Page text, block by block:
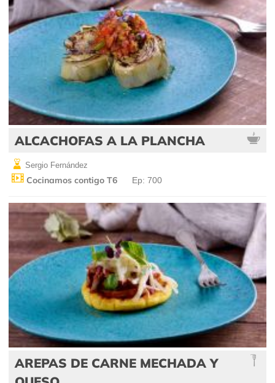
ALCACHOFAS A LA PLANCHA
Sergio Fernández
Cocinamos contigo T6 Ep: 700
AREPAS DE CARNE MECHADA Y